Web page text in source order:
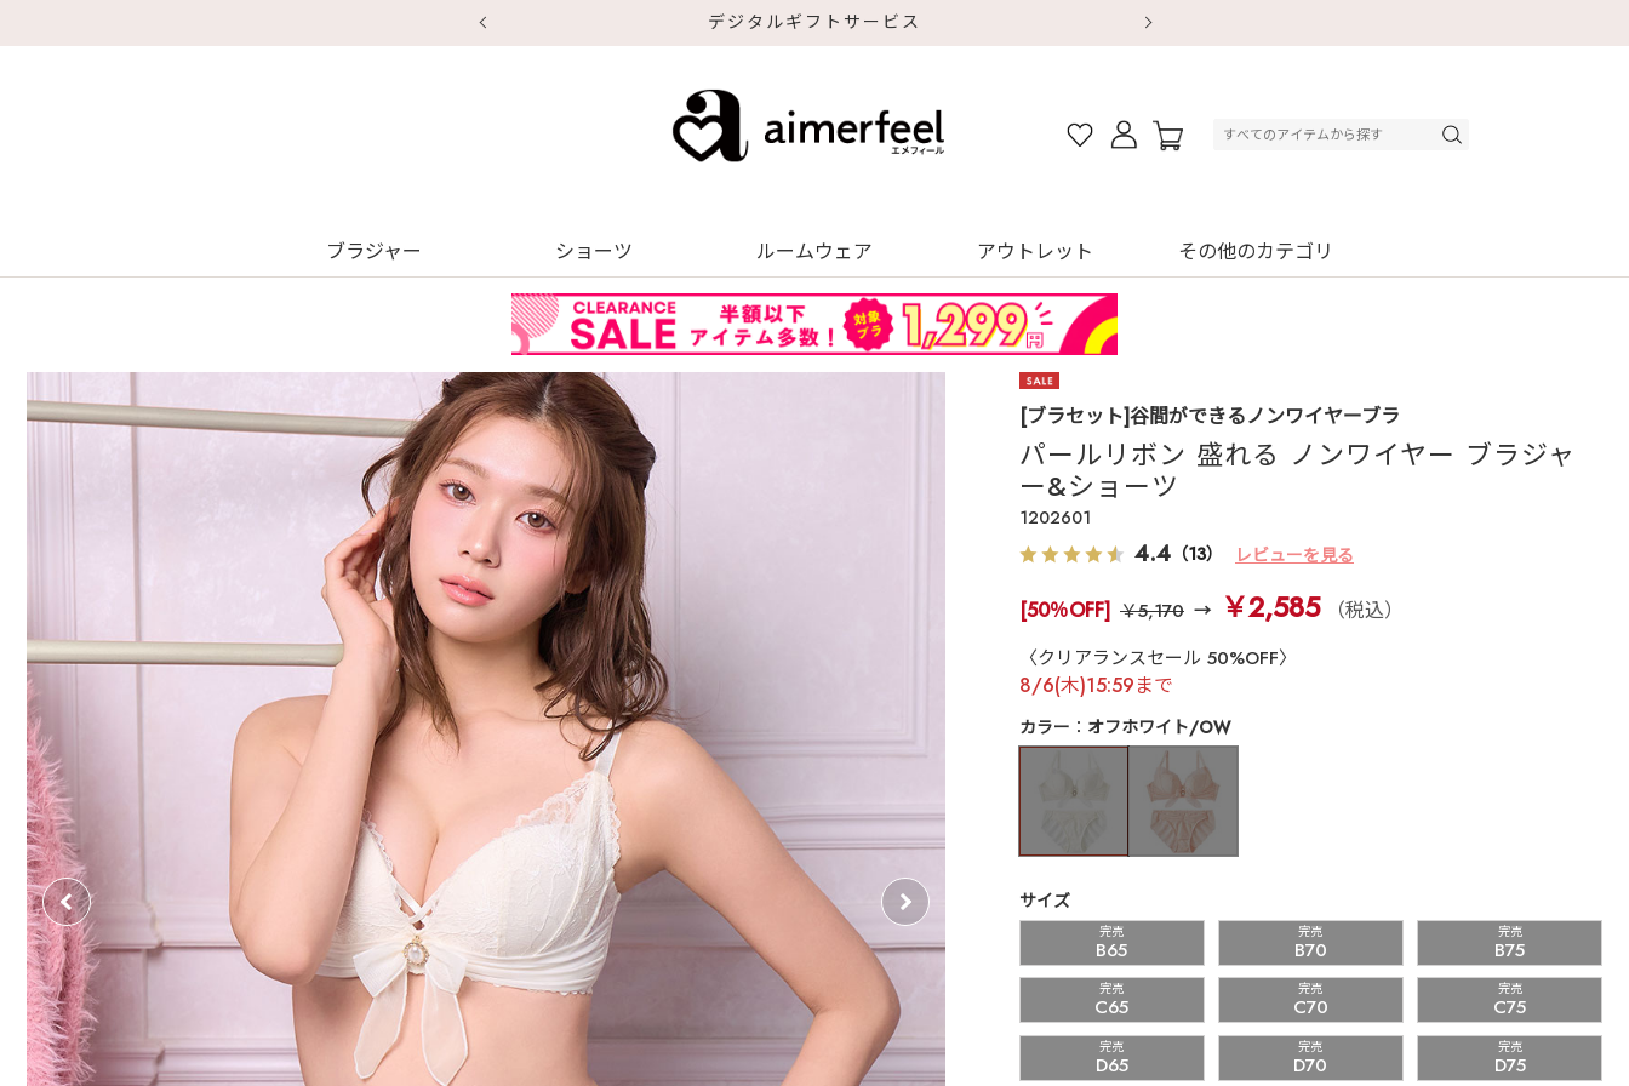
デジタルギフトサービス
ブラジャー ショーツ ルームウェア アウトレット その他のカテゴリ
[ブラセット]谷間ができるノンワイヤーブラ
パールリボン 盛れる ノンワイヤー ブラジャ
ー&ショーツ
1202601
4.4 （13） レビューを見る
[50％OFF] ￥5,170 ￥2,585 （税込）
〈クリアランスセール 50%OFF〉
8/6(木)15:59まで
カラー オフホワイト/OW
サイズ
完売
B65
完売
B70
完売
B75
完売
C65
完売
C70
完売
C75
完売
D65
完売
D70
完売
D75